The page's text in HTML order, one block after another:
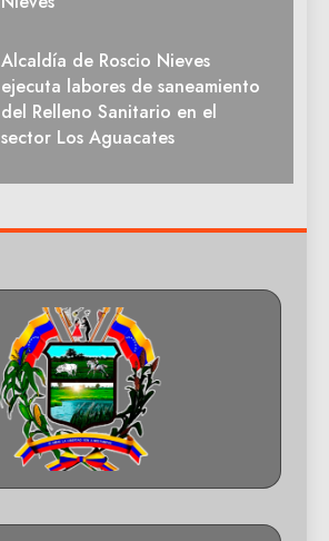
Alcaldía de Roscio Nieves
ejecuta labores de saneamiento
del Relleno Sanitario en el
sector Los Aguacates